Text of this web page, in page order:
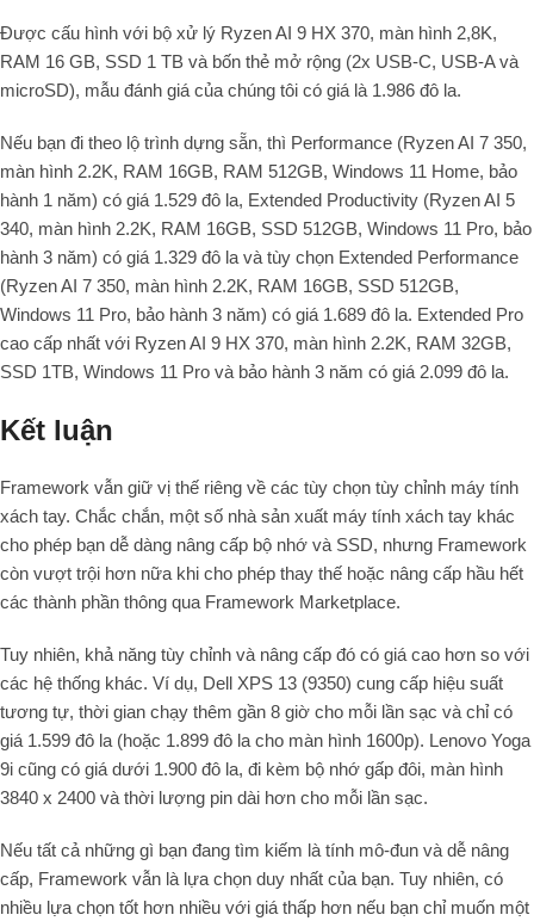
Được cấu hình với bộ xử lý Ryzen AI 9 HX 370, màn hình 2,8K,
RAM 16 GB, SSD 1 TB và bốn thẻ mở rộng (2x USB-C, USB-A và
microSD), mẫu đánh giá của chúng tôi có giá là 1.986 đô la.
Nếu bạn đi theo lộ trình dựng sẵn, thì Performance (Ryzen AI 7 350,
màn hình 2.2K, RAM 16GB, RAM 512GB, Windows 11 Home, bảo
hành 1 năm) có giá 1.529 đô la, Extended Productivity (Ryzen AI 5
340, màn hình 2.2K, RAM 16GB, SSD 512GB, Windows 11 Pro, bảo
hành 3 năm) có giá 1.329 đô la và tùy chọn Extended Performance
(Ryzen AI 7 350, màn hình 2.2K, RAM 16GB, SSD 512GB,
Windows 11 Pro, bảo hành 3 năm) có giá 1.689 đô la. Extended Pro
cao cấp nhất với Ryzen AI 9 HX 370, màn hình 2.2K, RAM 32GB,
SSD 1TB, Windows 11 Pro và bảo hành 3 năm có giá 2.099 đô la.
Kết luận
Framework vẫn giữ vị thế riêng về các tùy chọn tùy chỉnh máy tính
xách tay. Chắc chắn, một số nhà sản xuất máy tính xách tay khác
cho phép bạn dễ dàng nâng cấp bộ nhớ và SSD, nhưng Framework
còn vượt trội hơn nữa khi cho phép thay thế hoặc nâng cấp hầu hết
các thành phần thông qua Framework Marketplace.
Tuy nhiên, khả năng tùy chỉnh và nâng cấp đó có giá cao hơn so với
các hệ thống khác. Ví dụ, Dell XPS 13 (9350) cung cấp hiệu suất
tương tự, thời gian chạy thêm gần 8 giờ cho mỗi lần sạc và chỉ có
giá 1.599 đô la (hoặc 1.899 đô la cho màn hình 1600p). Lenovo Yoga
9i cũng có giá dưới 1.900 đô la, đi kèm bộ nhớ gấp đôi, màn hình
3840 x 2400 và thời lượng pin dài hơn cho mỗi lần sạc.
Nếu tất cả những gì bạn đang tìm kiếm là tính mô-đun và dễ nâng
cấp, Framework vẫn là lựa chọn duy nhất của bạn. Tuy nhiên, có
nhiều lựa chọn tốt hơn nhiều với giá thấp hơn nếu bạn chỉ muốn một